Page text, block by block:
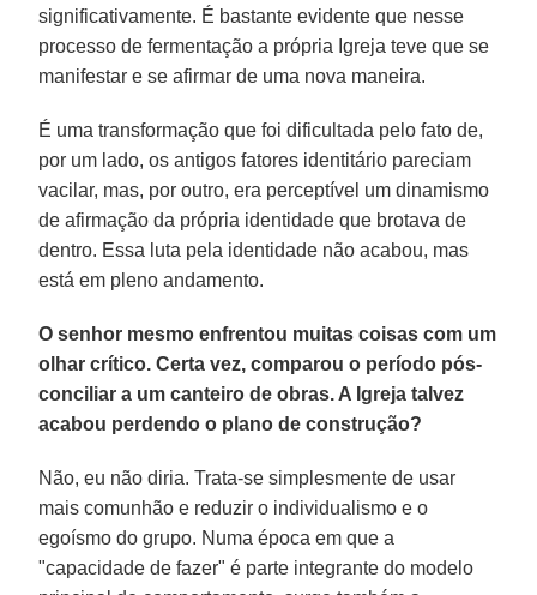
significativamente. É bastante evidente que nesse
processo de fermentação a própria Igreja teve que se
manifestar e se afirmar de uma nova maneira.
É uma transformação que foi dificultada pelo fato de,
por um lado, os antigos fatores identitário pareciam
vacilar, mas, por outro, era perceptível um dinamismo
de afirmação da própria identidade que brotava de
dentro. Essa luta pela identidade não acabou, mas
está em pleno andamento.
O senhor mesmo enfrentou muitas coisas com um
olhar crítico. Certa vez, comparou o período pós-
conciliar a um canteiro de obras. A Igreja talvez
acabou perdendo o plano de construção?
Não, eu não diria. Trata-se simplesmente de usar
mais comunhão e reduzir o individualismo e o
egoísmo do grupo. Numa época em que a
"capacidade de fazer" é parte integrante do modelo